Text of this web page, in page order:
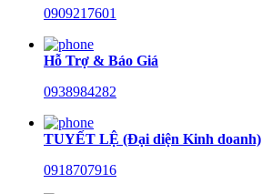
0909217601
Hỗ Trợ & Báo Giá
0938984282
TUYẾT LỆ (Đại diện Kinh doanh)
0918707916